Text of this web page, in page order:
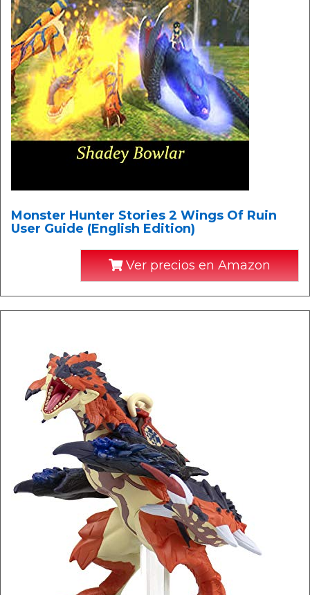
Monster Hunter Stories 2 Wings Of Ruin
User Guide (English Edition)
Ver precios en Amazon